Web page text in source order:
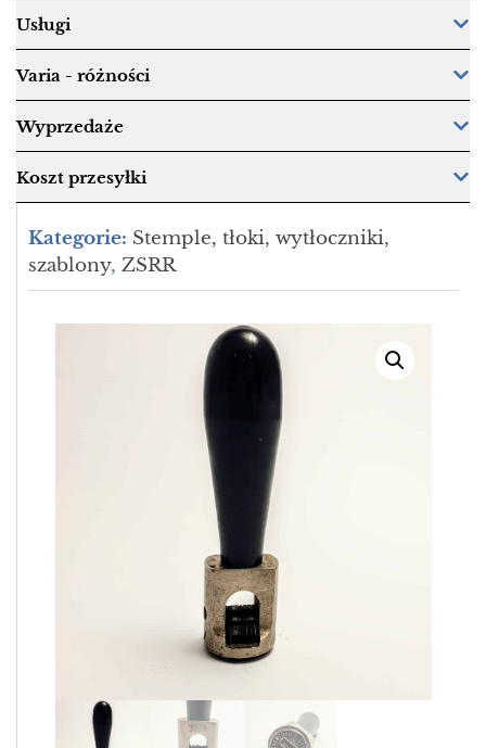
Usługi
Varia - różności
Wyprzedaże
Koszt przesyłki
Kategorie: Stemple, tłoki, wytłoczniki,
szablony, ZSRR